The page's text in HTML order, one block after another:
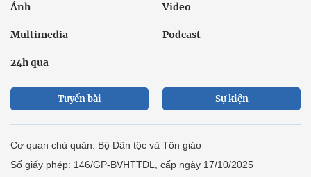
Ảnh Video
Multimedia Podcast
24h qua
Tuyến bài Sự kiện
Cơ quan chủ quản: Bộ Dân tộc và Tôn giáo
Số giấy phép: 146/GP-BVHTTDL, cấp ngày 17/10/2025